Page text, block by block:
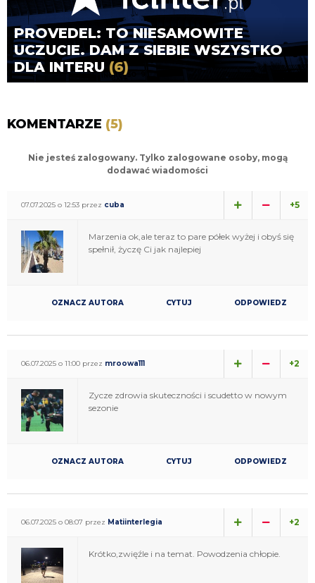
PROVEDEL: TO NIESAMOWITE
UCZUCIE. DAM Z SIEBIE WSZYSTKO
DLA INTERU (6)
KOMENTARZE (5)
Nie jesteś zalogowany. Tylko zalogowane osoby, mogą
dodawać wiadomości
07.07.2025 o 12:53 przez cuba +5
Marzenia ok,ale teraz to pare półek wyżej i obyś się
spełnił, życzę Ci jak najlepiej
OZNACZ AUTORA CYTUJ ODPOWIEDZ
06.07.2025 o 11:00 przez mroowa111 +2
Zycze zdrowia skuteczności i scudetto w nowym
sezonie
OZNACZ AUTORA CYTUJ ODPOWIEDZ
06.07.2025 o 08:07 przez Matiinterlegia +2
Krótko,zwięźle i na temat. Powodzenia chłopie.